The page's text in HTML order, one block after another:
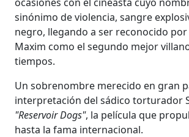
sinónimo de violencia, sangre
negro, llegando a ser reconocido por
Maxim como el segundo mejor
tiempos.
Un sobrenombre merecido en gran
interpretación del sádico torturador
"Reservoir Dogs", la película que
hasta la fama internacional.